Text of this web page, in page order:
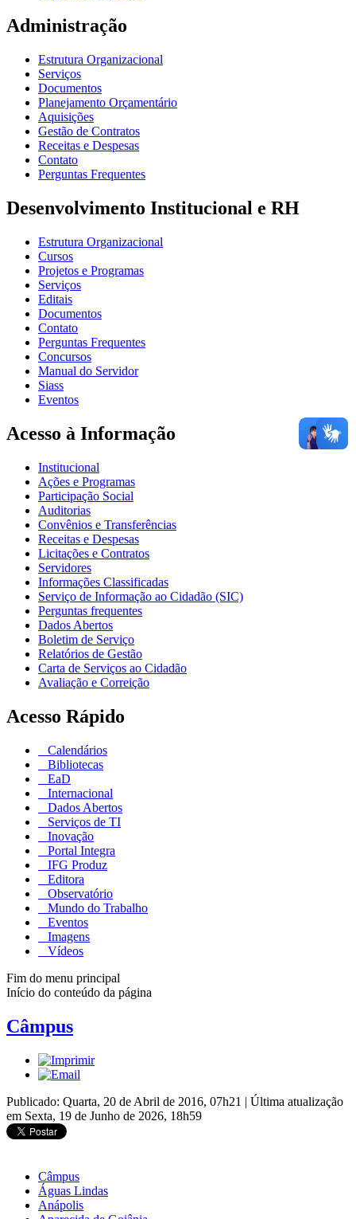
Administração
Estrutura Organizacional
Serviços
Documentos
Planejamento Orçamentário
Aquisições
Gestão de Contratos
Receitas e Despesas
Contato
Perguntas Frequentes
Desenvolvimento Institucional e RH
Estrutura Organizacional
Cursos
Projetos e Programas
Serviços
Editais
Documentos
Contato
Perguntas Frequentes
Concursos
Manual do Servidor
Siass
Eventos
Acesso à Informação
Institucional
Ações e Programas
Participação Social
Auditorias
Convênios e Transferências
Receitas e Despesas
Licitações e Contratos
Servidores
Informações Classificadas
Serviço de Informação ao Cidadão (SIC)
Perguntas frequentes
Dados Abertos
Boletim de Serviço
Relatórios de Gestão
Carta de Serviços ao Cidadão
Avaliação e Correição
Acesso Rápido
Calendários
Bibliotecas
EaD
Internacional
Dados Abertos
Serviços de TI
Inovação
Portal Integra
IFG Produz
Editora
Observatório
Mundo do Trabalho
Eventos
Imagens
Vídeos
Fim do menu principal
Início do conteúdo da página
Câmpus
Publicado: Quarta, 20 de Abril de 2016, 07h21 | Última atualização
em Sexta, 19 de Junho de 2026, 18h59
Câmpus
Águas Lindas
Anápolis